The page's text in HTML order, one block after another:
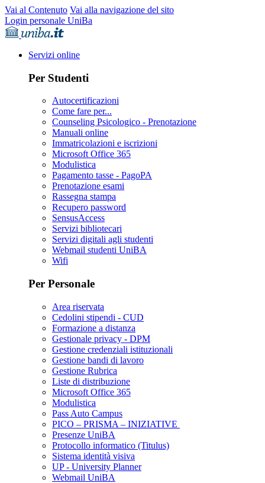
Vai al Contenuto Vai alla navigazione del sito
Login personale UniBa
Servizi online
Per Studenti
Autocertificazioni
Come fare per...
Counseling Psicologico - Prenotazione
Manuali online
Immatricolazioni e iscrizioni
Microsoft Office 365
Modulistica
Pagamento tasse - PagoPA
Prenotazione esami
Rassegna stampa
Recupero password
SensusAccess
Servizi bibliotecari
Servizi digitali agli studenti
Webmail studenti UniBA
Wifi
Per Personale
Area riservata
Cedolini stipendi - CUD
Formazione a distanza
Gestionale privacy - DPM
Gestione credenziali istituzionali
Gestione bandi di lavoro
Gestione Rubrica
Liste di distribuzione
Microsoft Office 365
Modulistica
Pass Auto Campus
PICO – PRISMA – INIZIATIVE
Presenze UniBA
Protocollo informatico (Titulus)
Sistema identità visiva
UP - University Planner
Webmail UniBA